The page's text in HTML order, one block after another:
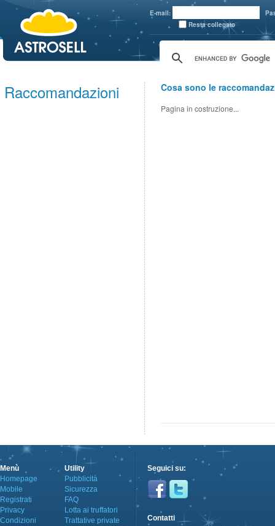
E-mail:
Resta collegato
Raccomandazioni Cosa sono le
Pagina in costruzione...
Menù
Homepage
Mobile
Registrati
Privacy
Condizioni
Utility
Pubblicità
Sicurezza
FAQ
Lotta ai truffatori
Trattative private
Seguici su:
Contatti